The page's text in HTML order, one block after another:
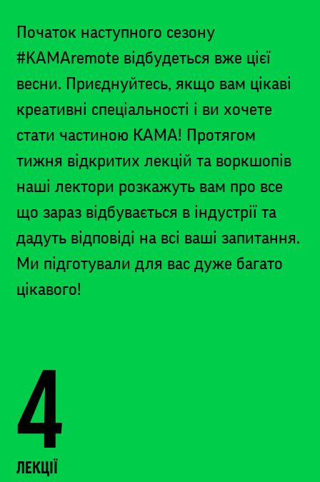
Початок наступного сезону
#KAMAremote відбудеться вже цієї
весни. Приєднуйтесь, якщо вам цікаві
креативні спеціальності і ви хочете
стати частиною КАМА! Протягом
тижня відкритих лекцій та воркшопів
наші лектори розкажуть вам про все
що зараз відбувається в індустрії та
дадуть відповіді на всі ваші запитання.
Ми підготували для вас дуже багато
цікавого!
4
ЛЕКЦІЇ